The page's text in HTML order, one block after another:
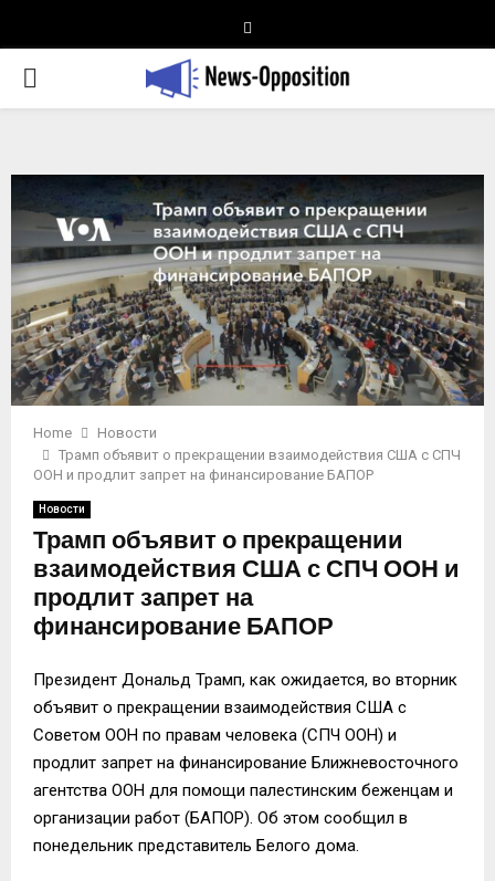
PRIMARY
Home
Новости
Трамп объявит о прекращении взаимодействия США с СПЧ
ООН и продлит запрет на финансирование БАПОР
Новости
Трамп объявит о прекращении
взаимодействия США с СПЧ ООН и
продлит запрет на
финансирование БАПОР
Президент Дональд Трамп, как ожидается, во вторник
объявит о прекращении взаимодействия США с
Советом ООН по правам человека (СПЧ ООН) и
продлит запрет на финансирование Ближневосточного
агентства ООН для помощи палестинским беженцам и
организации работ (БАПОР). Об этом сообщил в
понедельник представитель Белого дома.